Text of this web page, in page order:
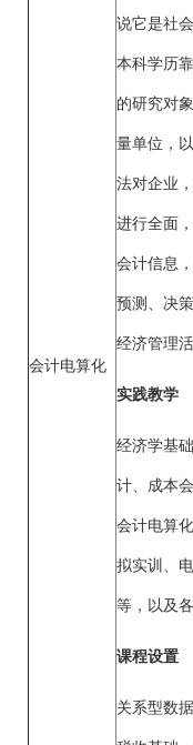
会计电算化
说它是社
本科学历
的研究对
量单位，
法对企业
进行全面
会计信息
预测、决
经济管理
实践教学
经济学基
计、成本
会计电算
拟实训、
等，以及
课程设置
关系型数